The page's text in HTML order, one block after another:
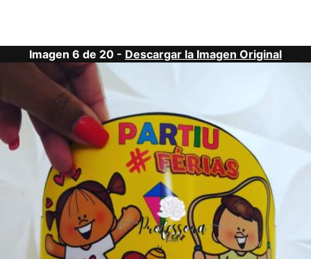
Imagen 6 de 20 - Descargar la Imagen Original